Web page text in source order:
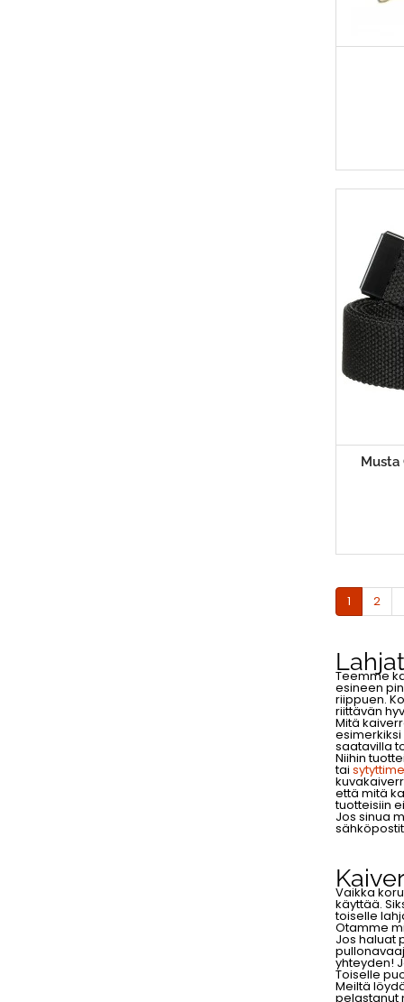
1 2
Teemme
esineen
riippuen.
riittävän
Mitä
esimerkiksi
saatavilla
Niihin
tai
että mitä
tuotteisiin
Jos sinua
Vaikka
käyttää.
toiselle
Otamme
Jos haluat
yhteyden!
Toiselle
Meiltä
pelastanut